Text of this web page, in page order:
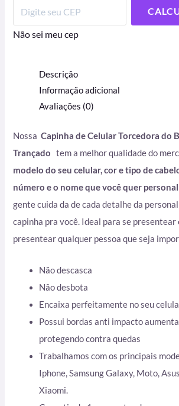
Não sei meu cep
Descrição
Informação adicional
Avaliações (0)
NossaCapinha de Celular Torcedora do
Trançado tem a melhor qualidade do
modelo do seu celular, cor e tipo de
número e o nome que você quer
gente cuida da de cada detalhe da
capinha pra você. Ideal para se presentear
presentear qualquer pessoa que seja
Não descasca
Não desbota
Encaixa perfeitamente no seu
Possui bordas anti impacto
protegendo contra quedas
Trabalhamos com os principais
Iphone, Samsung Galaxy, Moto,
Xiaomi.